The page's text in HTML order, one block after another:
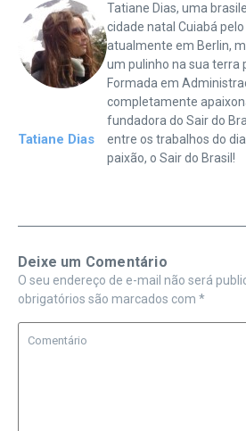
Tatiane Dias
Tatiane Dias, uma
cidade natal Cuiabá
atualmente em Berlin,
um pulinho na sua terra
Formada em
completamente
fundadora do Sair do
entre os trabalhos do
paixão, o Sair do Brasil!
Deixe um Comentário
O seu endereço de e-mail não será
obrigatórios são marcados com *